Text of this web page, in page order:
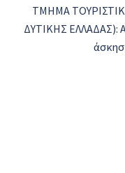
ΤΜΗΜΑ
ΔΥΤΙΚΗΣ ΕΛΛΑΔΑΣ):